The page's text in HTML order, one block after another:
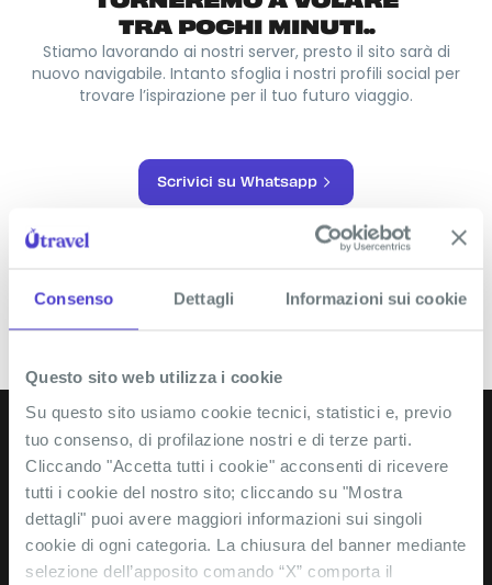
Consenso Dettagli Informazioni sui cookie
Questo sito web utilizza i cookie
Su questo sito usiamo cookie tecnici, statistici e, previo
tuo consenso, di profilazione nostri e di terze parti.
Cliccando "Accetta tutti i cookie" acconsenti di ricevere
tutti i cookie del nostro sito; cliccando su "Mostra
dettagli" puoi avere maggiori informazioni sui singoli
cookie di ogni categoria. La chiusura del banner mediante
selezione dell’apposito comando “X” comporta il
TRA POCHI MINUTI..
Stiamo lavorando ai nostri server, presto il sito sarà di
nuovo navigabile. Intanto sfoglia i nostri profili social per
trovare l’ispirazione per il tuo futuro viaggio.
Scrivici su Whatsapp
ISCRIVITI ALLA NEWSLETTER!